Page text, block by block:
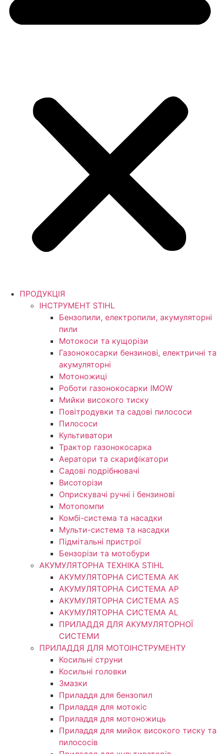
ПРОДУКЦІЯ
ІНСТРУМЕНТ STIHL
Бензопили, електропили, акумуляторні
пили
Мотокоси та кущорізи
Газонокосарки бензинові, електричні та
акумуляторні
Мотоножиці
Роботи газонокосарки IMOW
Мийки високого тиску
Повітродувки та садові пилососи
Пилососи
Культиватори
Трактор газонокосарка
Аератори та скарифікатори
Садові подрібнювачі
Висоторізи
Оприскувачі ручні і бензинові
Мотопомпи
Комбі-система та насадки
Мульти-система та насадки
Підмітальні пристрої
Бензорізи та мотобури
АКУМУЛЯТОРНА ТЕХНІКА STIHL
АКУМУЛЯТОРНА СИСТЕМА АК
АКУМУЛЯТОРНА СИСТЕМА АР
АКУМУЛЯТОРНА СИСТЕМА AS
АКУМУЛЯТОРНА СИСТЕМА AL
ПРИЛАДДЯ ДЛЯ АКУМУЛЯТОРНОЇ
СИСТЕМИ
ПРИЛАДДЯ ДЛЯ МОТОІНСТРУМЕНТУ
Косильні струни
Косильні головки
Змазки
Приладдя для бензопил
Приладдя для мотокіс
Приладдя для мотоножиць
Приладдя для мийок високого тиску та
пилососів